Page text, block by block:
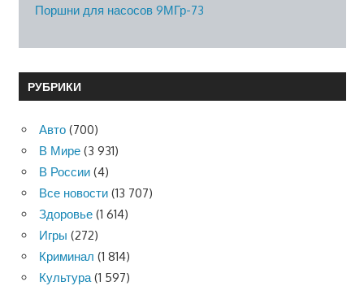
Поршни для насосов 9МГр-73
РУБРИКИ
Авто (700)
В Мире (3 931)
В России (4)
Все новости (13 707)
Здоровье (1 614)
Игры (272)
Криминал (1 814)
Культура(1 597)